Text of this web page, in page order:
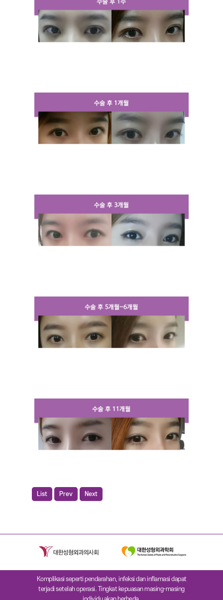
List Prev Next
Komplikasi seperti pendarahan, infeksi dan inflamasi dapat
terjadi setelah operasi. Tingkat kepuasan masing-masing